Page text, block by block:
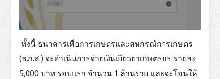
ทั้งนี้ ธนาคารเพื่อการเกษตรและสหกรณ์การเกษตร
(ธ.ก.ส.) จะดำเนินการจ่ายเงินเยียวยาเกษตรกร รายละ
5,000 บาท รอบแรก จำนวน 1 ล้านราย และจะโอนให้